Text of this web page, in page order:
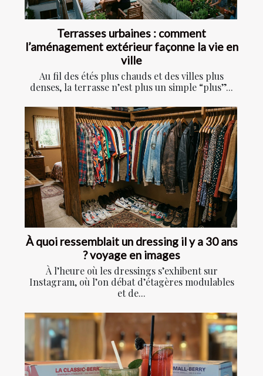
Terrasses urbaines : comment
l’aménagement extérieur façonne la vie en
ville
Au fil des étés plus chauds et des villes plus
denses, la terrasse n’est plus un simple “plus”...
À quoi ressemblait un dressing il y a 30 ans
? voyage en images
À l’heure où les dressings s’exhibent sur
Instagram, où l’on débat d’étagères modulables
et de...